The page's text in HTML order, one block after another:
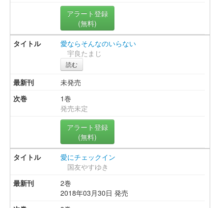
アラート登録
(無料)
愛ならそんなのいらない
宇良たまじ
読む
未発売
1巻
発売未定
アラート登録
(無料)
愛にチェックイン
国友やすゆき
2巻
2018年03月30日 発売